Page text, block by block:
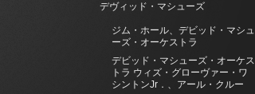
デヴィッド・マシューズ
ジム・ホール、デビッド・マシュ
ーズ・オーケストラ
デビッド・マシューズ・オーケス
トラ ウィズ・グローヴァー・ワ
シントンJr．、アール・クルー